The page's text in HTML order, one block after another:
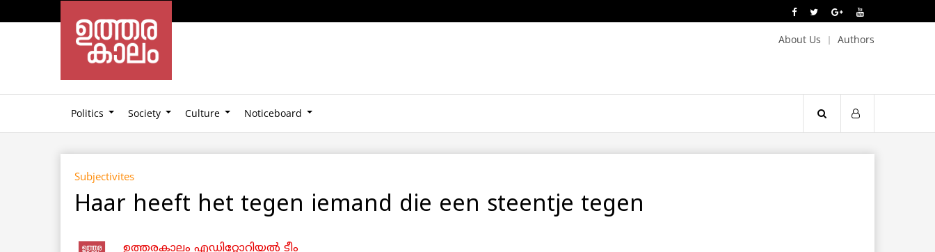
About Us Authors
Politics Society Culture Noticeboard
Subjectivites
Haar heeft het tegen iemand die een steentje tegen
ഉത്തരകാലം എഡിറ്റോറിയല്‍ ടീം